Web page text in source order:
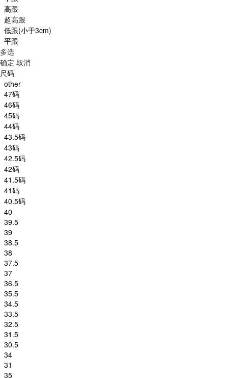
高跟
超高跟
低跟(小于3cm)
平跟
多选
确定 取消
尺码
other
47码
46码
45码
44码
43.5码
43码
42.5码
42码
41.5码
41码
40.5码
40
39.5
39
38.5
38
37.5
37
36.5
35.5
34.5
33.5
32.5
31.5
30.5
34
31
35